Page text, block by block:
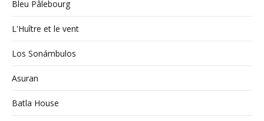
Bleu Pâlebourg
L'Huître et le vent
Los Sonámbulos
Asuran
Batla House